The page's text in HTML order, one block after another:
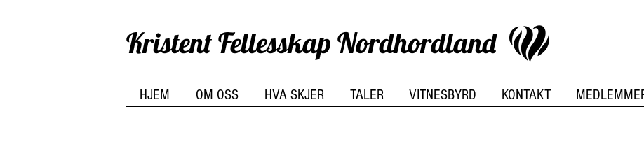
Kristent Fellesskap Nordhordland
HJEM OM OSS HVA SKJER TALER VITNESBYRD KONTAKT